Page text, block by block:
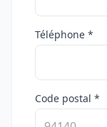
Téléphone *
Code postal *